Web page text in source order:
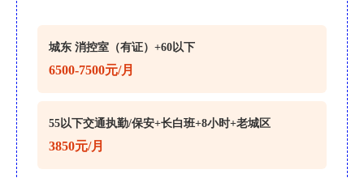
城东 消控室（有证）+60以下
6500-7500元/月
55以下交通执勤/保安+长白班+8小时+老城区
3850元/月